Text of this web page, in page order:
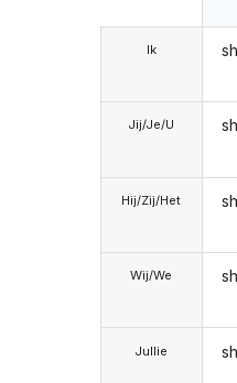
Ik
Jij/Je/U
Hij/Zij/Het
Wij/We
Jullie